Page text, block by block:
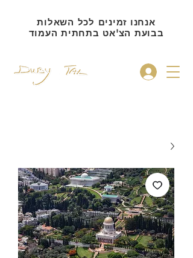
אנחנו זמינים לכל השאלות
בבועת הצ'אט בתחתית העמוד